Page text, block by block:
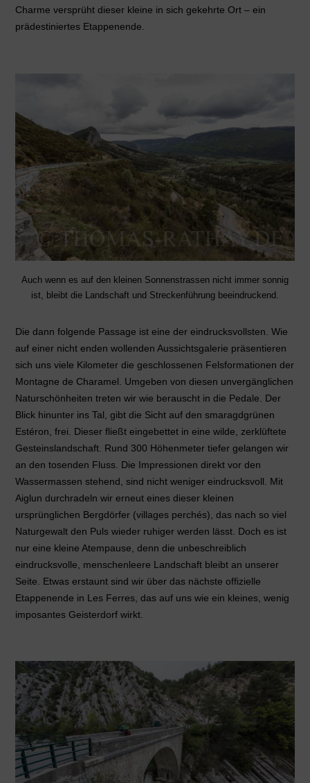
Charme versprüht dieser kleine in sich gekehrte Ort – ein
prädestiniertes Etappenende.
Auch wenn es auf den kleinen Sonnenstrassen nicht immer sonnig
ist, bleibt die Landschaft und Streckenführung beeindruckend.
Die dann folgende Passage ist eine der eindrucksvollsten. Wie
auf einer nicht enden wollenden Aussichtsgalerie präsentieren
sich uns viele Kilometer die geschlossenen Felsformationen der
Montagne de Charamel. Umgeben von diesen unvergänglichen
Naturschönheiten treten wir wie berauscht in die Pedale. Der
Blick hinunter ins Tal, gibt die Sicht auf den smaragdgrünen
Estéron, frei. Dieser fließt eingebettet in eine wilde, zerklüftete
Gesteinslandschaft. Rund 300 Höhenmeter tiefer gelangen wir
an den tosenden Fluss. Die Impressionen direkt vor den
Wassermassen stehend, sind nicht weniger eindrucksvoll. Mit
Aiglun durchradeln wir erneut eines dieser kleinen
ursprünglichen Bergdörfer (villages perchés), das nach so viel
Naturgewalt den Puls wieder ruhiger werden lässt. Doch es ist
nur eine kleine Atempause, denn die unbeschreiblich
eindrucksvolle, menschenleere Landschaft bleibt an unserer
Seite.
Etwas erstaunt sind wir über das nächste offizielle
Etappenende in Les Ferres, das auf uns wie ein kleines, wenig
imposantes Geisterdorf wirkt.